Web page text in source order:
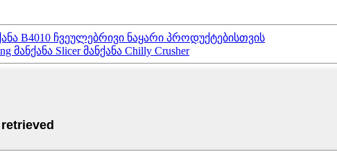
B4010 ჩვეულებრივი ნაყარი პროდუქტებისთვის
მანქანა Slicer მანქანა Chilly Crusher